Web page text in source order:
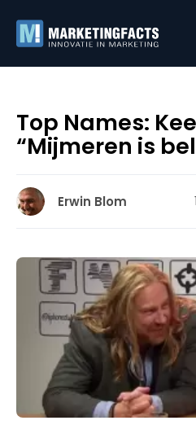
Top Names:
“Mijmeren is
Erwin Blom